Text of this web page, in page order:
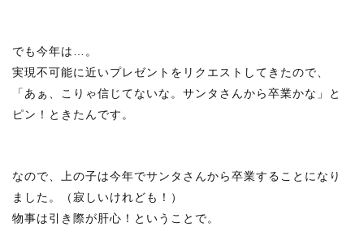
でも今年は…。
実現不可能に近いプレゼントをリクエストしてきたので、
「あぁ、こりゃ信じてないな。サンタさんから卒業かな」と
ピン！ときたんです。
なので、上の子は今年でサンタさんから卒業することになり
ました。（寂しいけれども！）
物事は引き際が肝心！ということで。